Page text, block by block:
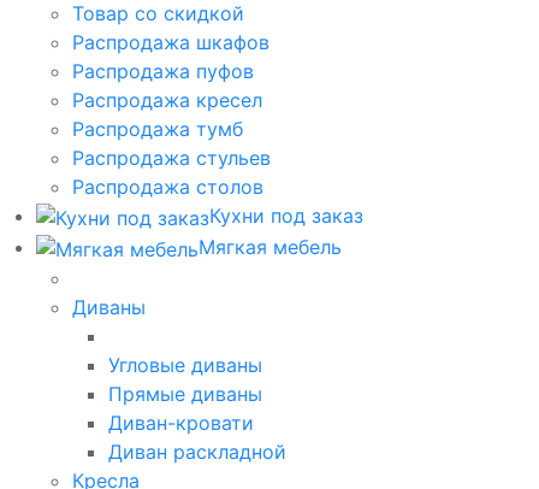
Товар со скидкой
Распродажа шкафов
Распродажа пуфов
Распродажа кресел
Распродажа тумб
Распродажа стульев
Распродажа столов
Кухни под заказ
Мягкая мебель
Диваны
Угловые диваны
Прямые диваны
Диван-кровати
Диван раскладной
Кресла